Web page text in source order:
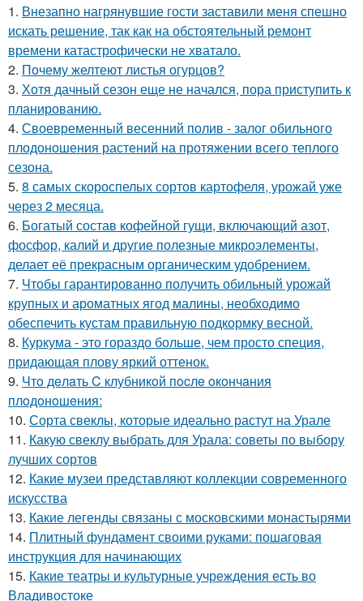
1. Внезапно нагрянувшие гости заставили меня спешно
искать решение, так как на обстоятельный ремонт
времени катастрофически не хватало.
2. Почему желтеют листья огурцов?
3. Хотя дачный сезон еще не начался, пора приступить к
планированию.
4. Своевременный весенний полив - залог обильного
плодоношения растений на протяжении всего теплого
сезона.
5. 8 самых скороспелых сортов картофеля, урожай уже
через 2 месяца.
6. Богатый состав кофейной гущи, включающий азот,
фосфор, калий и другие полезные микроэлементы,
делает её прекрасным органическим удобрением.
7. Чтобы гарантированно получить обильный урожай
крупных и ароматных ягод малины, необходимо
обеспечить кустам правильную подкормку весной.
8. Куркума - это гораздо больше, чем просто специя,
придающая плову яркий оттенок.
9. Чтo дeлaть C клубникoй пocлe oкoнчaния
плoдoнoшeния:
10. Сорта свеклы, которые идеально растут на Урале
11. Какую свеклу выбрать для Урала: советы по выбору
лучших сортов
12. Какие музеи представляют коллекции современного
искусства
13. Какие легенды связаны с московскими монастырями
14. Плитный фундамент своими руками: пошаговая
инструкция для начинающих
15. Какие театры и культурные учреждения есть во
Владивостоке